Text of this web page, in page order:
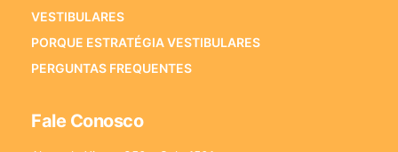
VESTIBULARES
PORQUE ESTRATÉGIA VESTIBULARES
PERGUNTAS FREQUENTES
Fale Conosco